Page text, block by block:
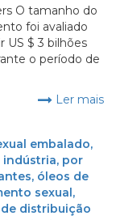
O tamanho do
foi avaliado
US $ 3 bilhões
o período de
Ler mais
embalado,
por
óleos de
sexual,
distribuição